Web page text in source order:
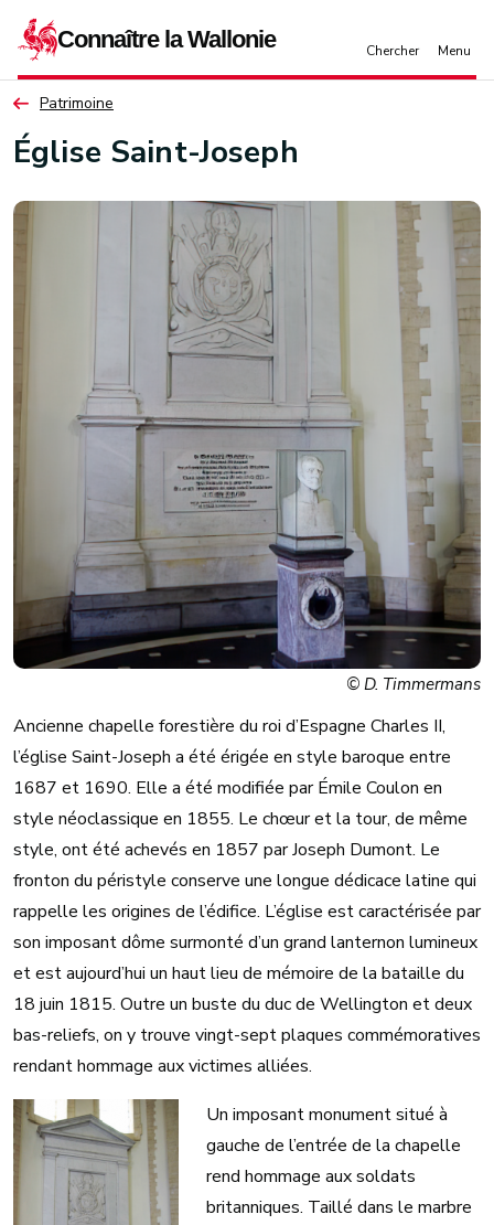
Patrimoine
Église Saint-Joseph
© D. Timmermans
Ancienne chapelle forestière du roi d’Espagne Charles II,
l’église Saint-Joseph a été érigée en style baroque entre
1687 et 1690. Elle a été modifiée par Émile Coulon en
style néoclassique en 1855. Le chœur et la tour, de même
style, ont été achevés en 1857 par Joseph Dumont. Le
fronton du péristyle conserve une longue dédicace latine qui
rappelle les origines de l’édifice. L’église est caractérisée par
son imposant dôme surmonté d’un grand lanternon lumineux
et est aujourd’hui un haut lieu de mémoire de la bataille du
18 juin 1815. Outre un buste du duc de Wellington et deux
bas-reliefs, on y trouve vingt-sept plaques commémoratives
rendant hommage aux victimes alliées.
Un imposant monument situé à
gauche de l’entrée de la chapelle
rend hommage aux soldats
britanniques. Taillé dans le marbre